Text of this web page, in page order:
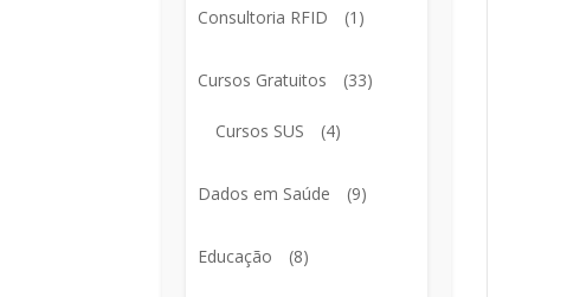
Consultoria RFID (1)
Cursos Gratuitos (33)
Cursos SUS (4)
Dados em Saúde (9)
Educação (8)